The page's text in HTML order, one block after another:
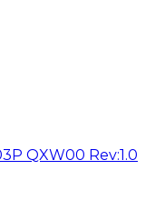
QXW00 Rev:1.0